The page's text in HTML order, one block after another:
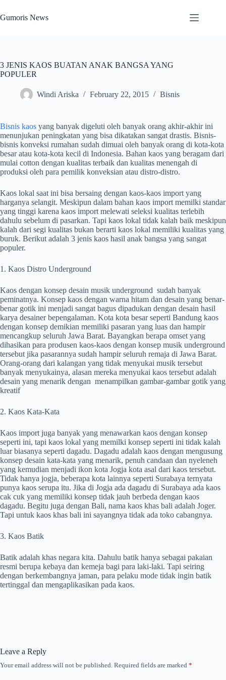
to
content
Gumoris News
3 JENIS KAOS BUATAN ANAK BANGSA YANG
POPULER
Windi Ariska February 22, 2015 Bisnis
Bisnis kaos yang banyak digeluti oleh banyak orang akhir-akhir ini
menunjukan peningkatan yang bisa dikatakan sangat drastis. Bisnis-
bisnis konveksi rumahan sudah dimuai oleh banyak orang di kota-kota
besar atau kota-kota kecil di Indonesia. Bahan kaos yang beragam dari
mulai cotton dengan kualitas terbaik dan kualitas menengah di
produksi oleh para pemilik konveksian atau distro-distro.
Kaos lokal saat ini bisa bersaing dengan kaos-kaos import yang
harganya selangit. Meskipun dalam bahan kaos import memilki standar
yang tinggi karena kaos import melewati seleksi kualitas terlebih
dahulu sebelum di pasarkan. Tapi kaos lokal tidak kalah baik meskipun
kalah dari segi kualitas bukan berarti kaos lokal memiliki kualitas yang
buruk. Berikut adalah 3 jenis kaos hasil anak bangsa yang sangat
populer.
1. Kaos Distro Underground
Kaos dengan konsep desain musik underground sudah banyak
peminatnya. Konsep kaos dengan warna hitam dan desain yang benar-
benar gotik ini menjadi sangat bagus dipadukan dengan desain hasil
karya desainer bepengalaman. Kota kota besar seperti Bandung kaos
dengan konsep demikian memiliki pasaran yang luas dan hampir
mencangkup seluruh Jawa Barat. Bayangkan berapa omset yang
dihasikan para produsen kaos-kaos dengan konsep musik underground
tersebut jika pasarannya sudah hampir seluruh remaja di Jawa Barat.
Orang-orang dari kalangan yang tidak menyukai musik tersebut
banyak menyukainya, alasan mereka menyukai kaos tersebut adalah
desain yang menarik dengan menampilkan gambar-gambar gotik yang
kreatif
2. Kaos Kata-Kata
Kaos import juga banyak yang menawarkan kaos dengan konsep
seperti ini, tapi kaos lokal yang memilki konsep seperti ini tidak kalah
luar biasanya seperti dagadu. Dagadu adalah kaos dengan mengusung
konsep desain kata-kata yang menarik, penuh candaan dan nyeleneh
yang kemudian menjadi ikon kota Jogja kota asal dari kaos tersebut.
Tidak hanya jogja, beberapa kota lainnya seperti Surabaya ternyata
punya kaos serupa itu. Jika di Jogja ada dagadu di Surabaya ada kaos
cak cuk yang memiliki konsep tidak jauh berbeda dengan kaos
dagadu. Begitu juga dengan Bali, nama kaos khas bali adalah Joger.
Tapi untuk kaos khas bali ini sayangnya tidak ada toko cabangnya.
3. Kaos Batik
Batik adalah khas negara kita. Dahulu batik hanya sebagai pakaian
resmi berupa kebaya dan kemeja bagi para laki-laki. Tapi seiring
dengan berkembangnya jaman, para pelaku mode tidak ingin batik
tertinggal dan mengaplikasikan pada kaos.
Leave a Reply
Your email address will not be published. Required fields are marked *